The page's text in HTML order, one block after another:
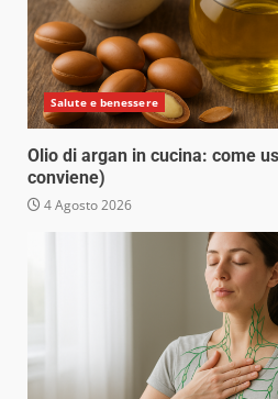
Salute e benessere
Olio di argan in cucina: come
conviene)
4 Agosto 2026